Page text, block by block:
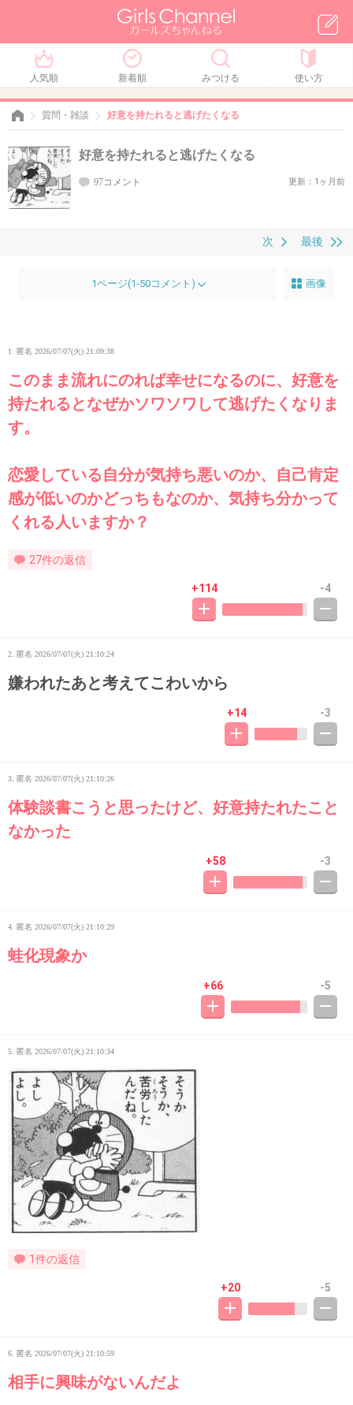
人気順 新着順 みつける 使い方
質問・雑談 好意を持たれると逃げたくなる
好意を持たれると逃げたくなる
97コメント 更新：1ヶ月前
最後
次
1ページ(1-50コメント) 画像
1. 匿名 2026/07/07(火) 21:09:38
このまま流れにのれば幸せになるのに、好意を
持たれるとなぜかソワソワして逃げたくなりま
す。
恋愛している自分が気持ち悪いのか、自己肯定
感が低いのかどっちもなのか、気持ち分かって
くれる人いますか？
27件の返信
+114 -4
2. 匿名 2026/07/07(火) 21:10:24
嫌われたあと考えてこわいから
+14 -3
3. 匿名 2026/07/07(火) 21:10:26
体験談書こうと思ったけど、好意持たれたこと
なかった
+58 -3
4. 匿名 2026/07/07(火) 21:10:29
蛙化現象か
+66 -5
5. 匿名 2026/07/07(火) 21:10:34
1件の返信
+20 -5
6. 匿名 2026/07/07(火) 21:10:59
相手に興味がないんだよ